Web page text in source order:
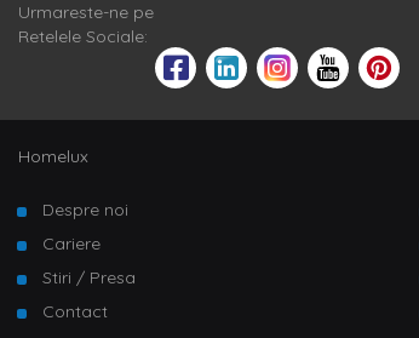
Urmareste-ne pe
Retelele Sociale:
Homelux
Despre noi
Cariere
Stiri / Presa
Contact